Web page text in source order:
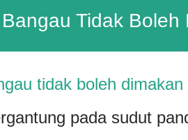
Tidak Boleh
tidak boleh
pada sudut